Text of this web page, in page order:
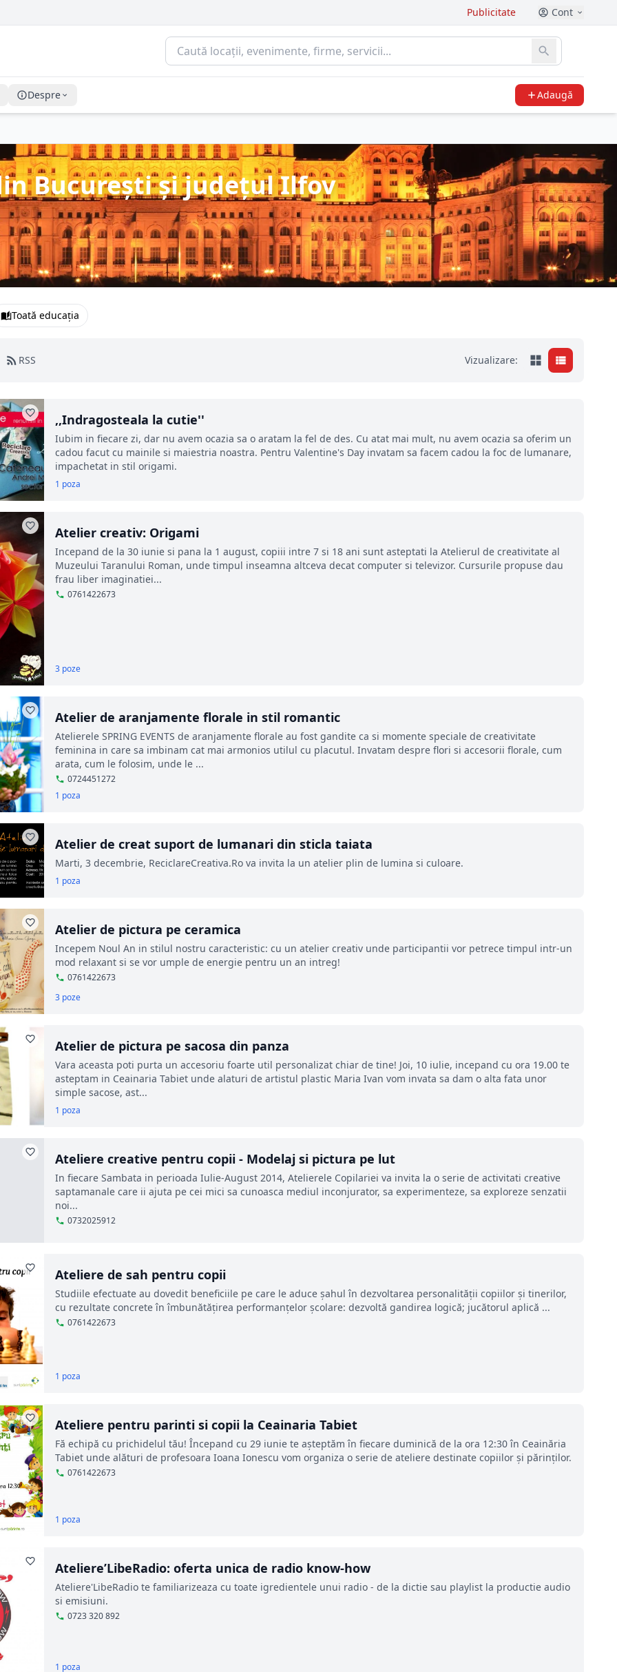
Publicitate Cont
Despre Adaugă
București și județul Ilfov
Toată educația
RSS Vizualizare:
,,Indragosteala la cutie''
Iubim in fiecare zi, dar nu avem ocazia sa o aratam la fel de des. Cu atat mai mult, nu avem ocazia sa oferim un
cadou facut cu mainile si maiestria noastra. Pentru Valentine's Day invatam sa facem cadou la foc de lumanare,
impachetat in stil origami.
1 poza
Atelier creativ: Origami
Incepand de la 30 iunie si pana la 1 august, copiii intre 7 si 18 ani sunt asteptati la Atelierul de creativitate al
Muzeului Taranului Roman, unde timpul inseamna altceva decat computer si televizor. Cursurile propuse dau
frau liber imaginatiei...
0761422673
3 poze
Atelier de aranjamente florale in stil romantic
Atelierele SPRING EVENTS de aranjamente florale au fost gandite ca si momente speciale de creativitate
feminina in care sa imbinam cat mai armonios utilul cu placutul. Invatam despre flori si accesorii florale, cum
arata, cum le folosim, unde le ...
0724451272
1 poza
Atelier de creat suport de lumanari din sticla taiata
Marti, 3 decembrie, ReciclareCreativa.Ro va invita la un atelier plin de lumina si culoare.
1 poza
Atelier de pictura pe ceramica
Incepem Noul An in stilul nostru caracteristic: cu un atelier creativ unde participantii vor petrece timpul intr-un
mod relaxant si se vor umple de energie pentru un an intreg!
0761422673
3 poze
Atelier de pictura pe sacosa din panza
Vara aceasta poti purta un accesoriu foarte util personalizat chiar de tine! Joi, 10 iulie, incepand cu ora 19.00 te
asteptam in Ceainaria Tabiet unde alaturi de artistul plastic Maria Ivan vom invata sa dam o alta fata unor
simple sacose, ast...
1 poza
Ateliere creative pentru copii - Modelaj si pictura pe lut
In fiecare Sambata in perioada Iulie-August 2014, Atelierele Copilariei va invita la o serie de activitati creative
saptamanale care ii ajuta pe cei mici sa cunoasca mediul inconjurator, sa experimenteze, sa exploreze senzatii
noi...
0732025912
Ateliere de sah pentru copii
Studiile efectuate au dovedit beneficiile pe care le aduce șahul în dezvoltarea personalității copiilor și tinerilor,
cu rezultate concrete în îmbunătățirea performanțelor școlare: dezvoltă gandirea logică; jucătorul aplică ...
0761422673
1 poza
Ateliere pentru parinti si copii la Ceainaria Tabiet
Fă echipă cu prichidelul tău! Începand cu 29 iunie te aşteptăm în fiecare duminică de la ora 12:30 în Ceainăria
Tabiet unde alături de profesoara Ioana Ionescu vom organiza o serie de ateliere destinate copiilor şi părinţilor.
0761422673
1 poza
Ateliere’LibeRadio: oferta unica de radio know-how
Ateliere'LibeRadio te familiarizeaza cu toate igredientele unui radio - de la dictie sau playlist la productie audio
si emisiuni.
0723 320 892
1 poza